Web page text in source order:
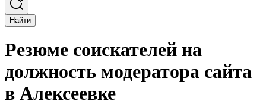
Найти
Резюме соискателей на
должность модератора сайта
в Алексеевке